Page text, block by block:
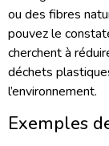
ou des fibres
pouvez le
cherchent à
déchets
l’environnement.
Exemples